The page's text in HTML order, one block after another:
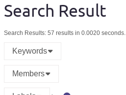
Search Result
Search Results: 57 results in 0.0020 seconds.
Keywords
Members